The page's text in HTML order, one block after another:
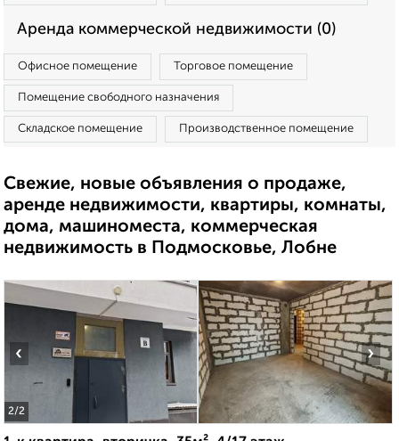
Аренда коммерческой недвижимости (0)
Офисное помещение Торговое помещение
Помещение свободного назначения
Складское помещение Производственное помещение
Свежие, новые объявления о продаже,
аренде недвижимости, квартиры, комнаты,
дома, машиноместа, коммерческая
недвижимость в Подмосковье, Лобне
2/2
‹ ›